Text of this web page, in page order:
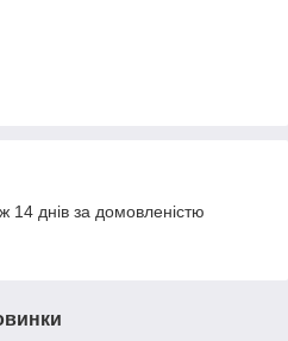
14 днів за домовленістю